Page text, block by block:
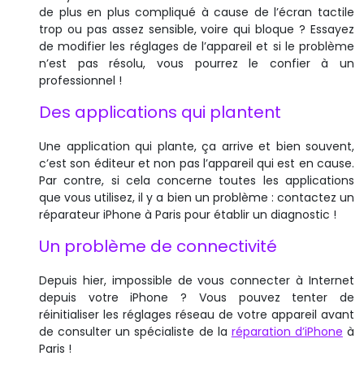
de plus en plus compliqué à cause de l’écran tactile
trop ou pas assez sensible, voire qui bloque ? Essayez
de modifier les réglages de l’appareil et si le problème
n’est pas résolu, vous pourrez le confier à un
professionnel !
Des applications qui plantent
Une application qui plante, ça arrive et bien souvent,
c’est son éditeur et non pas l’appareil qui est en cause.
Par contre, si cela concerne toutes les applications
que vous utilisez, il y a bien un problème : contactez un
réparateur iPhone à Paris pour établir un diagnostic !
Un problème de connectivité
Depuis hier, impossible de vous connecter à Internet
depuis votre iPhone ? Vous pouvez tenter de
réinitialiser les réglages réseau de votre appareil avant
de consulter un spécialiste de la réparation d’iPhone à
Paris !